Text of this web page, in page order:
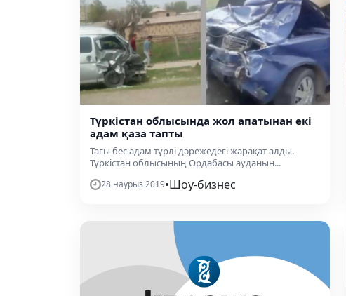
Түркістан облысында жол апатынан екі
адам қаза тапты
Тағы бес адам түрлі дәрежедегі жарақат алды.
Түркістан облысының Ордабасы ауданын...
28 наурыз 2019•Шоу-бизнес